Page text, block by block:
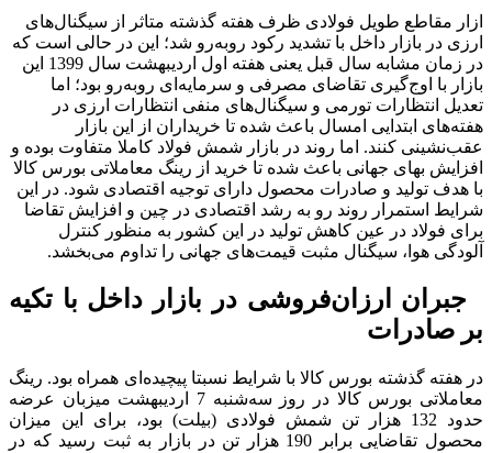
ازار مقاطع طویل فولادی ظرف هفته گذشته متاثر از سیگنال‌های
ارزی در بازار داخل با تشدید رکود روبه‌رو شد؛ این در حالی است که
در زمان مشابه سال قبل یعنی هفته اول اردیبهشت سال 1399 این
بازار با اوج‌گیری تقاضای مصرفی و سرمایه‌ای روبه‌رو بود؛ اما
تعدیل انتظارات تورمی و سیگنال‌های منفی انتظارات ارزی در
هفته‌های ابتدایی امسال باعث شده تا خریداران از این بازار
عقب‌نشینی کنند. اما روند در بازار شمش فولاد کاملا متفاوت بوده و
افزایش بهای جهانی باعث شده تا خرید از رینگ معاملاتی بورس کالا
با هدف تولید و صادرات محصول دارای توجیه اقتصادی شود. در این
شرایط استمرار روند رو به رشد اقتصادی در چین و افزایش تقاضا
برای فولاد در عین کاهش تولید در این کشور به منظور کنترل
آلودگی هوا، سیگنال مثبت قیمت‌های جهانی را تداوم می‌بخشد.
جبران ارزان‌فروشی در بازار داخل با تکیه
بر صادرات
در هفته گذشته بورس کالا با شرایط نسبتا پیچیده‌ای همراه بود. رینگ
معاملاتی بورس کالا در روز سه‌شنبه 7 اردیبهشت میزبان عرضه
حدود 132 هزار تن شمش فولادی (بیلت) بود، برای این میزان
محصول تقاضایی برابر 190 هزار تن در بازار به ثبت رسید که در